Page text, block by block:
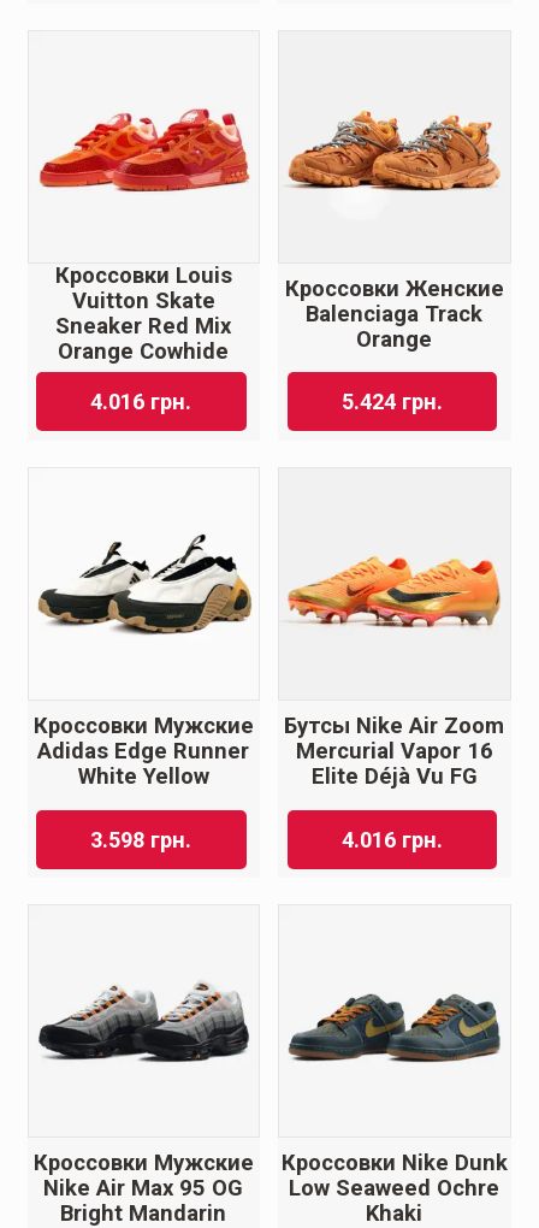
Кроссовки Louis
Vuitton Skate
Sneaker Red Mix
Orange Cowhide
4.016 грн.
Кроссовки Женские
Balenciaga Track
Orange
5.424 грн.
Кроссовки Мужские
Adidas Edge Runner
White Yellow
3.598 грн.
Бутсы Nike Air Zoom
Mercurial Vapor 16
Elite Déjà Vu FG
4.016 грн.
Кроссовки Мужские
Nike Air Max 95 OG
Bright Mandarin
Кроссовки Nike Dunk
Low Seaweed Ochre
Khaki